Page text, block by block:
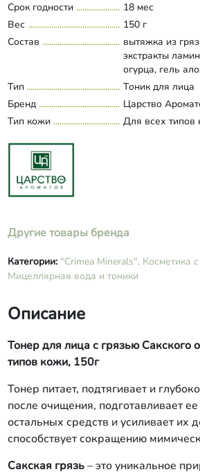
Срок годности
18 мес
Вес
150 г
Состав
вытяжка из
экстракты
огурца, гель
сорбитол,
Hydagen®
(молекулярная
пленка),
Развернуть
Тип
Тоник для лица
Бренд
Царство
Тип кожи
Для всех типов
Другие товары бренда
Категории: "Crimea Minerals", Косметика
Мицеллярная вода и тоники
Описание
Тонер для лица с грязью Сакского
типов кожи, 150г
Тонер питает, подтягивает и
после очищения, подготавливает
остальных средств и усиливает их
способствует сокращению
Сакская грязь– это уникальное